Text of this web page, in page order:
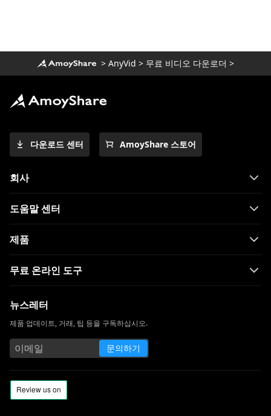
> AnyVid > 무료 비디오 다운로더 >
다운로드 센터 AmoyShare 스토어
회사
도움말 센터
제품
무료 온라인 도구
뉴스레터
제품 업데이트, 거래, 팁 등을 구독하십시오.
문의하기